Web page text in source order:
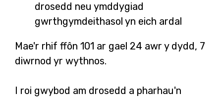
drosedd neu ymddygiad
gwrthgymdeithasol yn eich ardal
Mae'r rhif ffôn 101 ar gael 24 awr y dydd, 7
diwrnod yr wythnos.
I roi gwybod am drosedd a pharhau'n